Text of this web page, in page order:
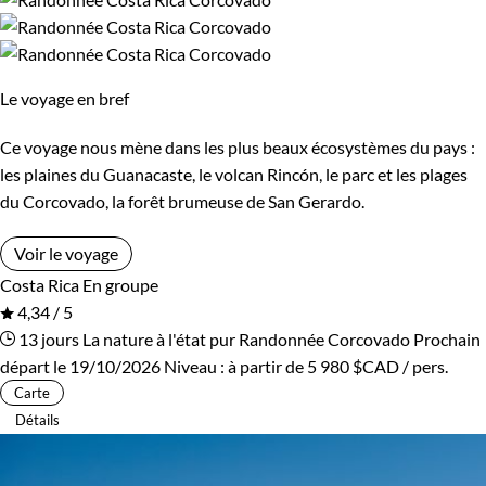
Cap-Vert Chili
Chine
Congo Corée du Sud
Costa Rica Croatie
Cuba
Egypte
Espagne Estonie
Eswatini
Trek Vélo
VTT / Gravel
Afficher plus
Budget
De 1 250 à 2 000 $CAD
De 2 000 à 3 000 $CAD
Plus de 3 000 $CAD
Le voyage en bref
Ce voyage nous mène dans les plus beaux écosystèmes du pays :
les plaines du Guanacaste, le volcan Rincón, le parc et les plages
du Corcovado, la forêt brumeuse de San Gerardo.
Voir le voyage
Costa Rica En groupe
4,34 / 5
13 jours La nature à l'état pur Randonnée Corcovado Prochain
départ le 19/10/2026 Niveau : à partir de 5 980 $CAD / pers.
Carte
Détails